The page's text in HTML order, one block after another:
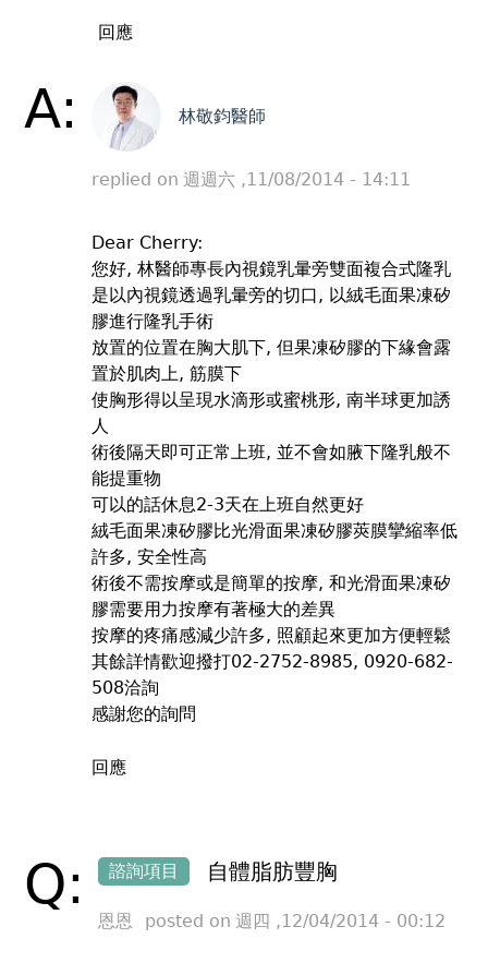
回應
A: 林敬鈞醫師
replied on 週週六 ,11/08/2014 - 14:11
Dear Cherry:
您好, 林醫師專長內視鏡乳暈旁雙面複合式隆乳
是以內視鏡透過乳暈旁的切口, 以絨毛面果凍矽
膠進行隆乳手術
放置的位置在胸大肌下, 但果凍矽膠的下緣會露
置於肌肉上, 筋膜下
使胸形得以呈現水滴形或蜜桃形, 南半球更加誘
人
術後隔天即可正常上班, 並不會如腋下隆乳般不
能提重物
可以的話休息2-3天在上班自然更好
絨毛面果凍矽膠比光滑面果凍矽膠莢膜攣縮率低
許多, 安全性高
術後不需按摩或是簡單的按摩, 和光滑面果凍矽
膠需要用力按摩有著極大的差異
按摩的疼痛感減少許多, 照顧起來更加方便輕鬆
其餘詳情歡迎撥打02-2752-8985, 0920-682-
508洽詢
感謝您的詢問
回應
Q: 諮詢項目 自體脂肪豐胸
恩恩 posted on 週四 ,12/04/2014 - 00:12